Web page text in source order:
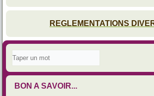
REGLEMENTATIONS
BON A SAVOIR...